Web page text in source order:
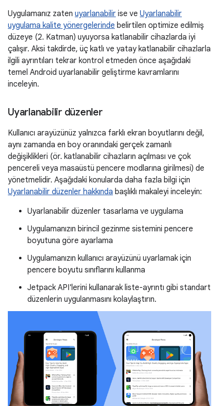
Uygulamanız zaten uyarlanabilir ise ve Uyarlanabilir
uygulama kalite yönergelerinde belirtilen optimize edilmiş
düzeye (2. Katman) uyuyorsa katlanabilir cihazlarda iyi
çalışır. Aksi takdirde, üç katlı ve yatay katlanabilir cihazlarla
ilgili ayrıntıları tekrar kontrol etmeden önce aşağıdaki
temel Android uyarlanabilir geliştirme kavramlarını
inceleyin.
Uyarlanabilir düzenler
Kullanıcı arayüzünüz yalnızca farklı ekran boyutlarını değil,
aynı zamanda en boy oranındaki gerçek zamanlı
değişiklikleri (ör. katlanabilir cihazların açılması ve çok
pencereli veya masaüstü pencere modlarına girilmesi) de
yönetmelidir. Aşağıdaki konularda daha fazla bilgi için
Uyarlanabilir düzenler hakkında başlıklı makaleyi inceleyin:
Uyarlanabilir düzenler tasarlama ve uygulama
Uygulamanızın birincil gezinme sistemini pencere
boyutuna göre ayarlama
Uygulamanızın kullanıcı arayüzünü uyarlamak için
pencere boyutu sınıflarını kullanma
Jetpack API'lerini kullanarak liste-ayrıntı gibi standart
düzenlerin uygulanmasını kolaylaştırın.